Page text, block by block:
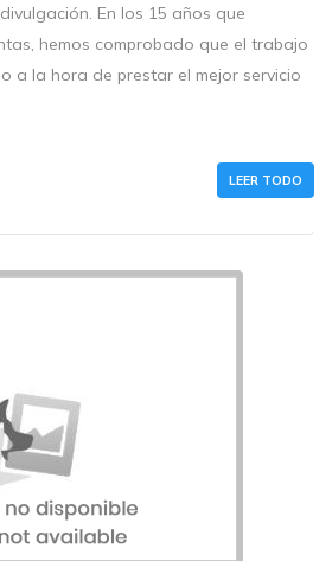
En los 15 años que
hemos comprobado que el trabajo
a la hora de prestar el mejor servicio
LEER TODO